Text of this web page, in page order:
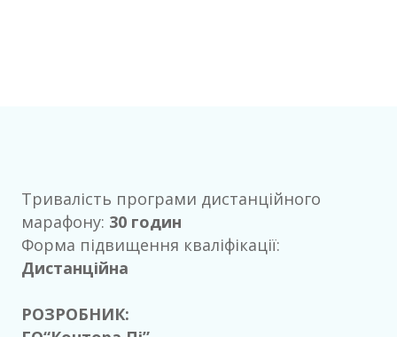
Тривалість програми дистанційного
марафону: 30 годин
Форма підвищення кваліфікації:
Дистанційна
РОЗРОБНИК: